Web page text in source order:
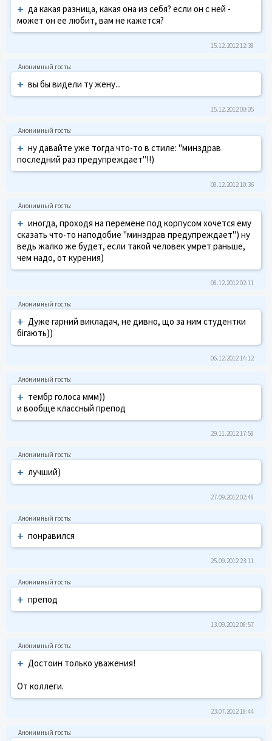
+ да какая разница, какая она из себя? если он с ней -
может он ее любит, вам не кажется?
15.12.2012 12:38
+ вы бы видели ту жену...
15.12.2012 00:05
+ ну давайте уже тогда что-то в стиле: "минздрав
последний раз предупреждает"!!)
08.12.2012 10:36
+ иногда, проходя на перемене под корпусом хочется ему
сказать что-то наподобие "минздрав предупреждает") ну
ведь жалко же будет, если такой человек умрет раньше,
чем надо, от курения)
08.12.2012 02:11
+ Дуже гарний викладач, не дивно, що за ним студентки
бігають))
06.12.2012 14:12
+ тембр голоса ммм))
и вообще классный препод
29.11.2012 17:58
+ лучший)
27.09.2012 02:48
+ понравился
25.09.2012 23:11
+ препод
13.09.2012 08:57
+ Достоин только уважения!
От коллеги.
23.07.2012 18:44